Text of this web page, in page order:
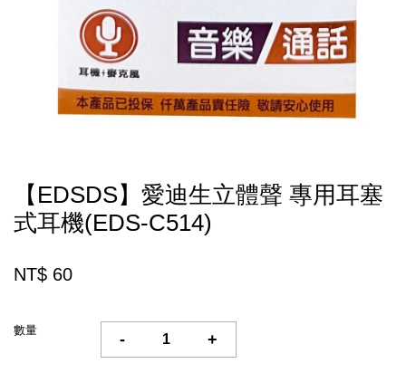
【EDSDS】愛迪生立體聲 專用耳塞
式耳機(EDS-C514)
NT$ 60
數量
- +